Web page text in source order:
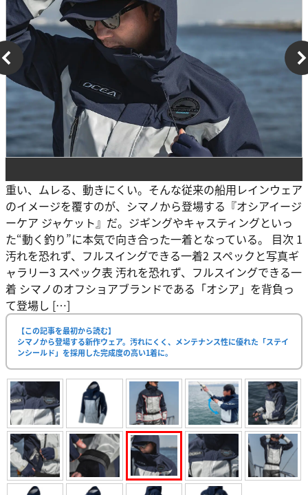
重い、ムレる、動きにくい。そんな従来の船用レインウェア
のイメージを覆すのが、シマノから登場する『オシアイージ
ーケア ジャケット』だ。ジギングやキャスティングといっ
た“動く釣り”に本気で向き合った一着となっている。 目次 1
汚れを恐れず、フルスイングできる一着2 スペックと写真ギ
ャラリー3 スペック表 汚れを恐れず、フルスイングできる一
着 シマノのオフショアブランドである「オシア」を背負っ
て登場し […]
【この記事を最初から読む】
シマノから登場する新作ウェア。汚れにくく、メンテナンス性に優れた「ステイ
ンシールド」を採用した完成度の高い1着に。